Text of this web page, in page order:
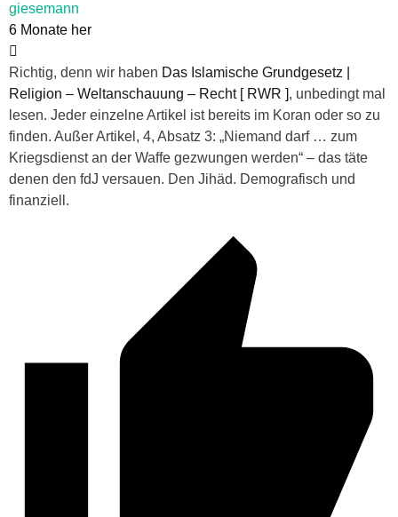
giesemann
6 Monate her
Richtig, denn wir haben Das Islamische Grundgesetz |
Religion – Weltanschauung – Recht [ RWR ], unbedingt mal
lesen. Jeder einzelne Artikel ist bereits im Koran oder so zu
finden. Außer Artikel, 4, Absatz 3: „Niemand darf … zum
Kriegsdienst an der Waffe gezwungen werden“ – das täte
denen den fdJ versauen. Den Jihäd. Demografisch und
finanziell.